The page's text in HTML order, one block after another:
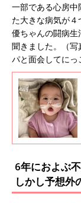
一部である心房
た大きな病気が
優ちゃんの闘病
聞きました。（
パと面会してにっ
6年におよぶ
しかし予想外